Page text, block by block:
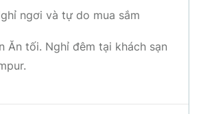
ngơi và tự do mua sắm
Ăn tối. Nghỉ đêm tại khách sạn